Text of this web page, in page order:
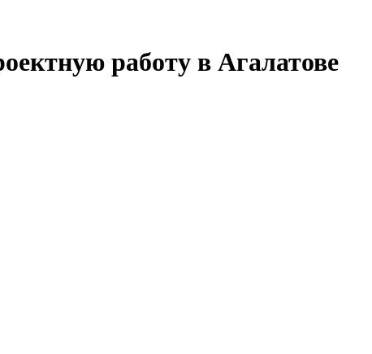
работу в Агалатове